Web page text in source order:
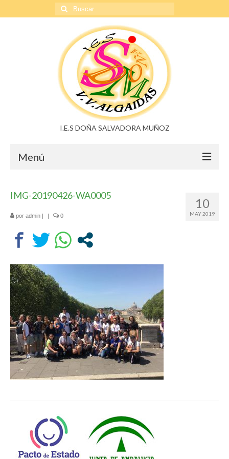
Buscar
por:
I.E.S DOÑA SALVADORA MUÑOZ
Menú
Departamentos
Lengua Castellana y Literatura
Educación física
Ciencias Naturales
Inglés
Religión
Orientación educativa
Historia
Profesorado
10
MAY 2019
IMG-20190426-WA0005
por admin | | 0